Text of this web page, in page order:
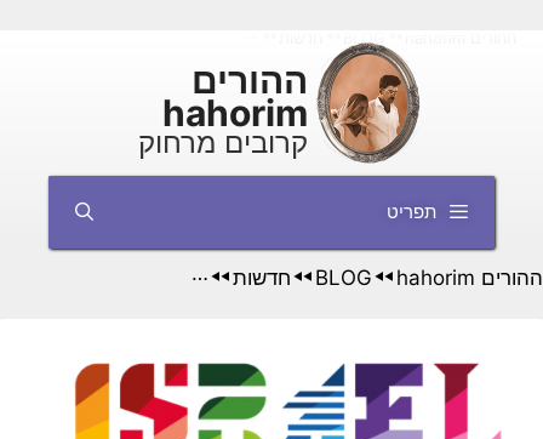
ההורים
hahorim
קרובים מרחוק
תפריט
ההורים hahorim ◄◄
BLOG
◄◄ חדשות ◄◄